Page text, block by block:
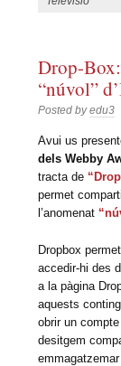
Drop-Box:
“núvol”
Posted byedu3
Avui us
dels Webby
tracta de
permet
l’anomenat
Dropbox
accedir-hi des
a la pàgina
aquests
obrir un
desitgem